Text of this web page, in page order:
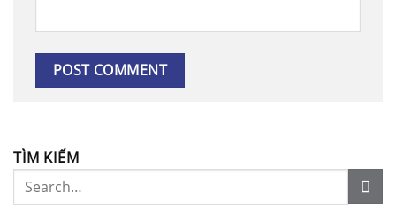
TÌM KIẾM